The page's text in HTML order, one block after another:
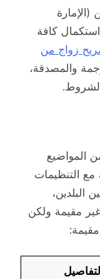
(الإمارة
كافة
زواج من
والمصدقة،
المواضيع
مع التنظيمات
البلدين،
مقيمة ولكن